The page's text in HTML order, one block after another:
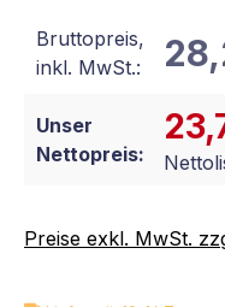
Bruttopreis,
inkl. MwSt.:
Unser
Nettopreis:
Preise exkl. MwSt.